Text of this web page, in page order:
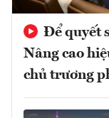
Để quyết
Nâng cao
chủ trương